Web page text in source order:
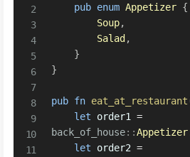
pub enum Appetizer {
Soup,
Salad ,
}
}
pub fn eat_at_restaurant
let order1 =
back_of_house::Appetizer
let order2 =